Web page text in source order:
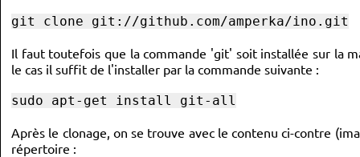
git clone git://github.com/amperka/ino.git
Il faut toutefois que la commande 'git' soit installée sur la
le cas il suffit de l'installer par la commande suivante :
sudo apt-get install git-all
Après le clonage, on se trouve avec le contenu ci-contre
répertoire :